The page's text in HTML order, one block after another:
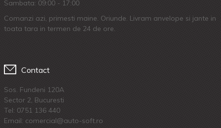
Sambata: 09:00 - 17:00
Comanzi azi, primesti maine. Oriunde. Livram anvelope si jante in
toata tara in termen de 24 de ore.
Contact
Sos. Fundeni 120A
Sector 2, Bucuresti
Tel: 0751 136 440
Email: comercial@auto-soft.ro